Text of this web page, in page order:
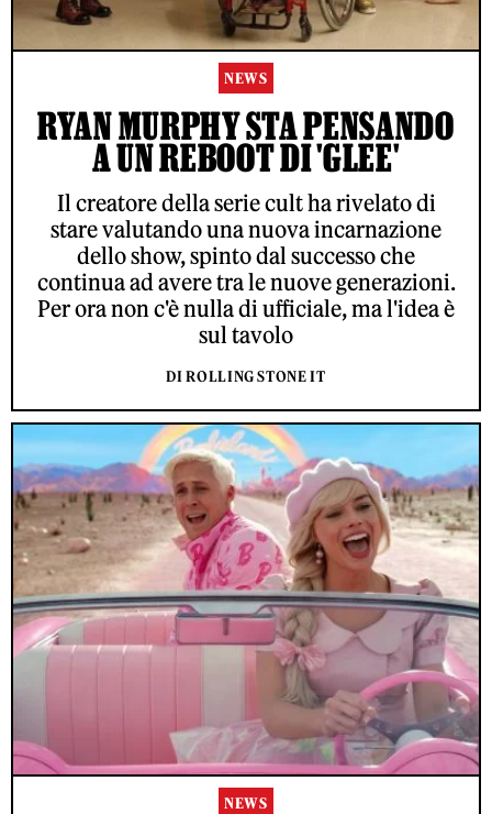
NEWS
RYAN MURPHY STA PENSANDO
A UN REBOOT DI 'GLEE'
Il creatore della serie cult ha rivelato di
stare valutando una nuova incarnazione
dello show, spinto dal successo che
continua ad avere tra le nuove generazioni.
Per ora non c'è nulla di ufficiale, ma l'idea è
sul tavolo
DI ROLLING STONE IT
NEWS